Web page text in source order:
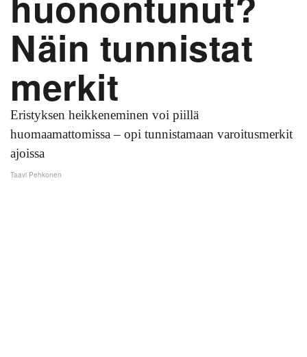
Näin tunnistat
merkit
Eristyksen heikkeneminen voi piillä
huomaamattomissa – opi tunnistamaan varoitusmerkit
ajoissa
Taavi Pehkonen